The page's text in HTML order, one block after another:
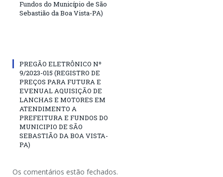
Fundos do Município de São
Sebastião da Boa Vista-PA)
PREGÃO ELETRÔNICO Nº
9/2023-015 (REGISTRO DE
PREÇOS PARA FUTURA E
EVENUAL AQUISIÇÃO DE
LANCHAS E MOTORES EM
ATENDIMENTO A
PREFEITURA E FUNDOS DO
MUNICIPIO DE SÃO
SEBASTIÃO DA BOA VISTA-
PA)
Os comentários estão fechados.